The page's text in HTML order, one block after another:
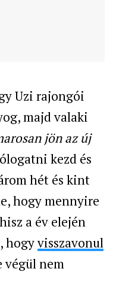
Uzi rajongói
majd valaki
jön az új
kezd és
hét és kint
hogy mennyire
a év elején
hogyvisszavonul
végül nem